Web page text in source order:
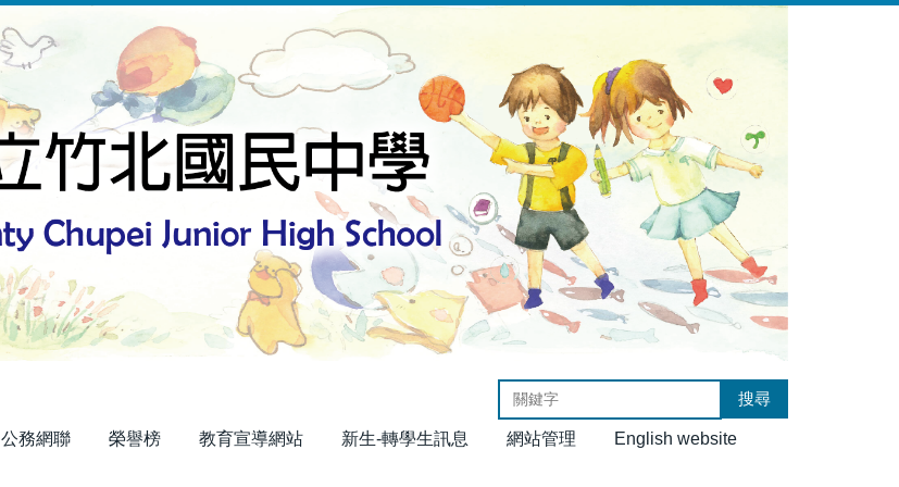
搜尋
公務網聯 榮譽榜 教育宣導網站 新生-轉學生訊息 網站管理 English website